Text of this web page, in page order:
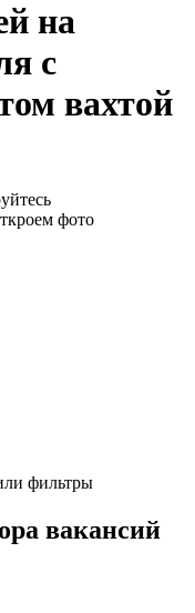
на
с
вахтой
фото
фильтры
вакансий